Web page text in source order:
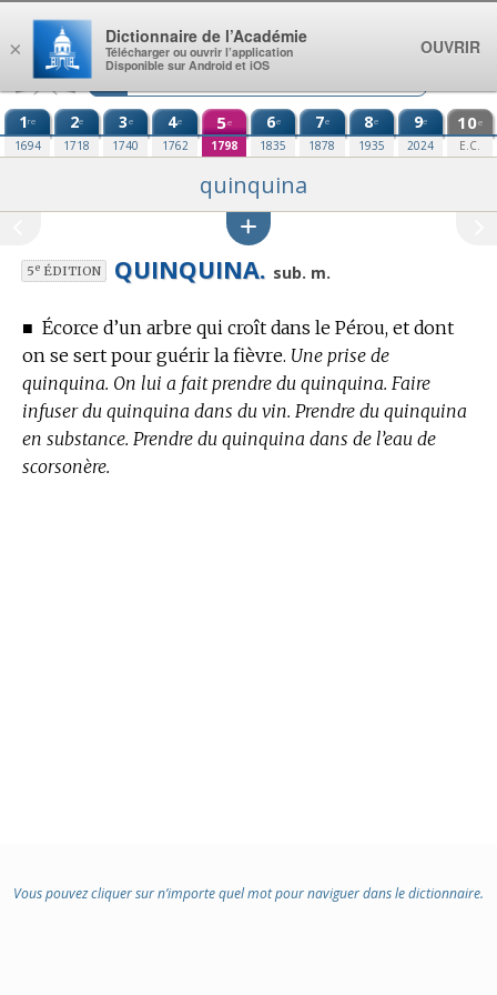
Aller au contenu
1re
1694
2e
1718
3e
1740
4e
1762
5e
1798
6e
1835
7e
1878
8e
1935
9e
2024
10e
E.C.
quinquina
5eÉDITION QUINQUINA. sub. m.
■ Écorce d’un arbre qui croît dans le Pérou, et dont
on se sert pour guérir la fièvre. Une prise de
quinquina. On lui a fait prendre du quinquina. Faire
infuser du quinquina dans du vin. Prendre du quinquina
en substance. Prendre du quinquina dans de l’eau de
scorsonère.
Vous pouvez cliquer sur n’importe quel mot pour naviguer dans le dictionnaire.
×
Dictionnaire de l’Académie
Télécharger ou ouvrir l’application
Disponible sur Android et iOS
OUVRIR